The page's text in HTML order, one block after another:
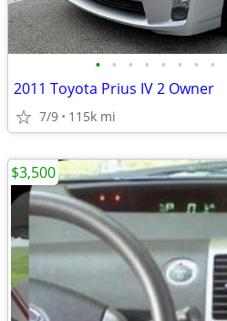
• • • • • • • •
2011 Toyota Prius IV 2 Owner
7/9 115k mi
$3,500